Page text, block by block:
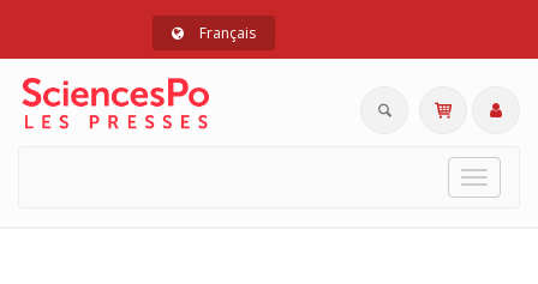
Français
Toggle